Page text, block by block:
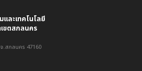
ละเทคโนโลยี
ขตสกลนคร
.สกลนคร 47160